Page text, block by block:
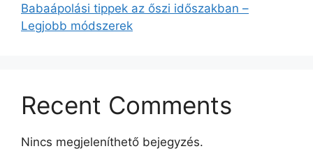
Babaápolási tippek az őszi időszakban –
Legjobb módszerek
Recent Comments
Nincs megjeleníthető bejegyzés.